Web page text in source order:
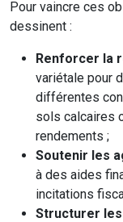
Pour vaincre ces
dessinent :
Renforcer la
variétale pour
différentes
sols calcaires
rendements ;
Soutenir les
à des aides
incitations
Structurer